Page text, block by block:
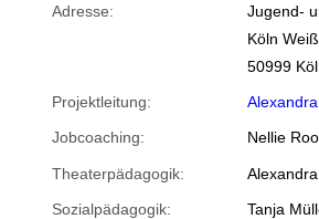
Adresse:
Jugend-
Köln
50999
Projektleitung:
Jobcoaching: Nellie
Theaterpädagogik:
Sozialpädagogik: Tanja